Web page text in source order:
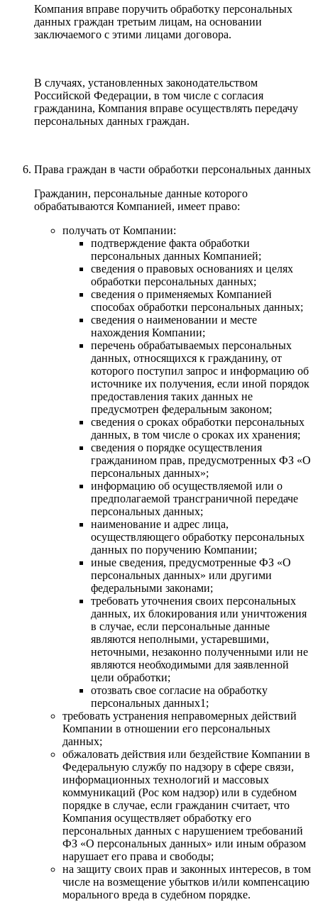
Компания вправе поручить обработку персональных
данных граждан третьим лицам, на основании
заключаемого с этими лицами договора.
В случаях, установленных законодательством
Российской Федерации, в том числе с согласия
гражданина, Компания вправе осуществлять передачу
персональных данных граждан.
Права граждан в части обработки персональных данных
Гражданин, персональные данные которого
обрабатываются Компанией, имеет право:
получать от Компании:
подтверждение факта обработки
персональных данных Компанией;
сведения о правовых основаниях и целях
обработки персональных данных;
сведения о применяемых Компанией
способах обработки персональных данных;
сведения о наименовании и месте
нахождения Компании;
перечень обрабатываемых персональных
данных, относящихся к гражданину, от
которого поступил запрос и информацию об
источнике их получения, если иной порядок
предоставления таких данных не
предусмотрен федеральным законом;
сведения о сроках обработки персональных
данных, в том числе о сроках их хранения;
сведения о порядке осуществления
гражданином прав, предусмотренных ФЗ «О
персональных данных»;
информацию об осуществляемой или о
предполагаемой трансграничной передаче
персональных данных;
наименование и адрес лица,
осуществляющего обработку персональных
данных по поручению Компании;
иные сведения, предусмотренные ФЗ «О
персональных данных» или другими
федеральными законами;
требовать уточнения своих персональных
данных, их блокирования или уничтожения
в случае, если персональные данные
являются неполными, устаревшими,
неточными, незаконно полученными или не
являются необходимыми для заявленной
цели обработки;
отозвать свое согласие на обработку
персональных данных1;
требовать устранения неправомерных действий
Компании в отношении его персональных
данных;
обжаловать действия или бездействие Компании в
Федеральную службу по надзору в сфере связи,
информационных технологий и массовых
коммуникаций (Рос ком надзор) или в судебном
порядке в случае, если гражданин считает, что
Компания осуществляет обработку его
персональных данных с нарушением требований
ФЗ «О персональных данных» или иным образом
нарушает его права и свободы;
на защиту своих прав и законных интересов, в том
числе на возмещение убытков и/или компенсацию
морального вреда в судебном порядке.